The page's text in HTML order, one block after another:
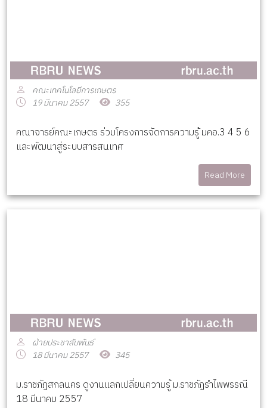
คณะเทคโนโลยีการเกษตร
19 มีนาคม 2557
355
คณาจารย์คณะเกษตร ร่วมโครงการจัดการความรู้ มคอ.3 4 5 6
และพัฒนาสู่ระบบสารสนเทศ
Read More
ฝ่ายประชาสัมพันธ์
18 มีนาคม 2557
345
ม.ราชภัฏสกลนคร ดูงานแลกเปลี่ยนความรู้ ม.ราชภัฏรำไพพรรณี
18 มีนาคม 2557